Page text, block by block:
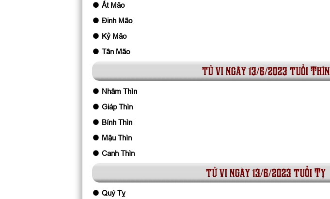
Ất Mão
Đinh Mão
Kỷ Mão
Tân Mão
tử vi ngày 13/6/2023 tuổi Thìn
Nhâm Thìn
Giáp Thìn
Bính Thìn
Mậu Thìn
Canh Thìn
tử vi ngày 13/6/2023 tuổi Tỵ
Quý Tỵ